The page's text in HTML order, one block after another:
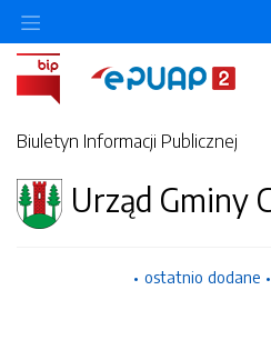
Biuletyn Informacji Publicznej
Urząd Gminy
ostatnio dodane